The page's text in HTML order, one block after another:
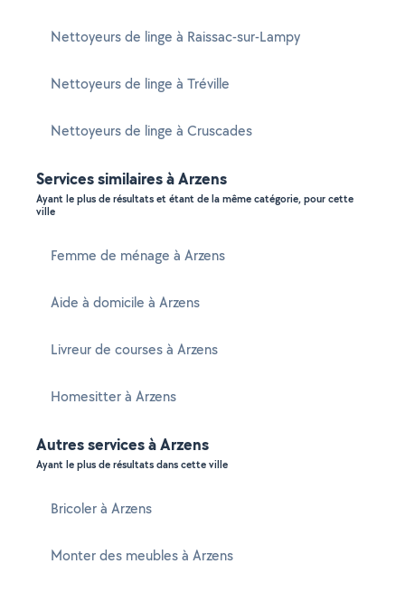
Nettoyeurs de linge à Raissac-sur-Lampy
Nettoyeurs de linge à Tréville
Nettoyeurs de linge à Cruscades
Services similaires à Arzens
Ayant le plus de résultats et étant de la même catégorie, pour cette
ville
Femme de ménage à Arzens
Aide à domicile à Arzens
Livreur de courses à Arzens
Homesitter à Arzens
Autres services à Arzens
Ayant le plus de résultats dans cette ville
Bricoler à Arzens
Monter des meubles à Arzens